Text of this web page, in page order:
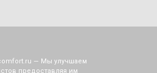
— Мы улучшаем
предоставляя им